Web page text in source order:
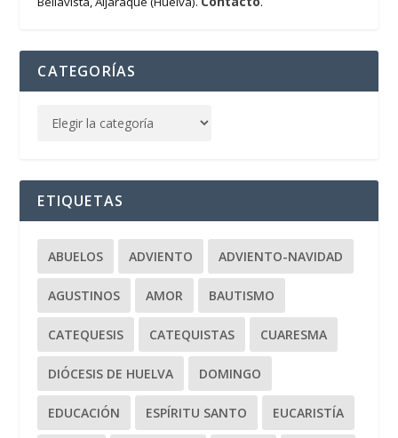
CATEGORÍAS
ETIQUETAS
ABUELOS ADVIENTO ADVIENTO-NAVIDAD
AGUSTINOS AMOR BAUTISMO
CATEQUESIS CATEQUISTAS CUARESMA
DIÓCESIS DE HUELVA DOMINGO
EDUCACIÓN ESPÍRITU SANTO EUCARISTÍA